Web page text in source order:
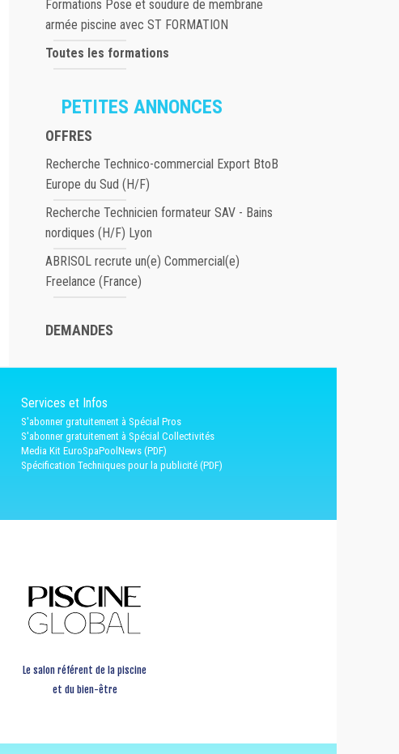
Formations Pose et soudure de membrane
armée piscine avec ST FORMATION
Toutes les formations
PETITES ANNONCES
OFFRES
Recherche Technico-commercial Export BtoB
Europe du Sud (H/F)
Recherche Technicien formateur SAV - Bains
nordiques (H/F) Lyon
ABRISOL recrute un(e) Commercial(e)
Freelance (France)
DEMANDES
Services et Infos
S'abonner gratuitement à Spécial Pros
S'abonner gratuitement à Spécial Collectivités
Media Kit EuroSpaPoolNews (PDF)
Spécification Techniques pour la publicité (PDF)
Le salon référent de la piscine
et du bien-être